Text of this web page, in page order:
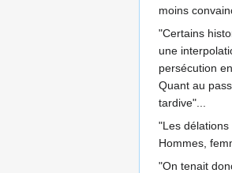
moins
"Certains
une
persécution
Quant au
tardive"...
"Les
Hommes,
"On tenait